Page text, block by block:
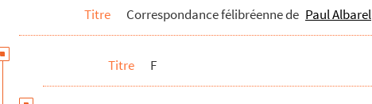
Titre Correspondance félibréenne de Paul Albarel
Titre F